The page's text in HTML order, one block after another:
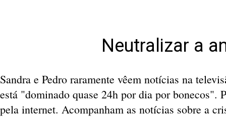
Neutralizar a
Sandra e Pedro raramente vêem notícias na
está "dominado quase 24h por dia por bonecos".
pela internet. Acompanham as notícias sobre a